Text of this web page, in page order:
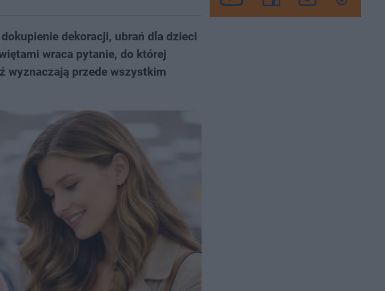
dekoracji, ubrań dla dzieci
wraca pytanie, do której
wyznaczają przede wszystkim